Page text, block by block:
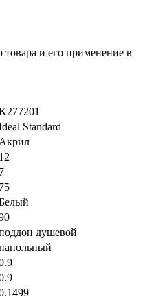
и его применение в
Standard
Акрил
12
7
75
душевой